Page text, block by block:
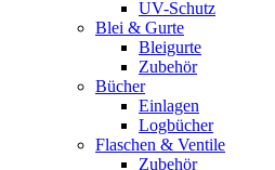
UV-Schutz
Blei & Gurte
Bleigurte
Zubehör
Bücher
Einlagen
Logbücher
Flaschen & Ventile
Zubehör